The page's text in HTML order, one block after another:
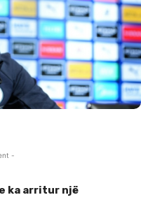
-
ka arritur një